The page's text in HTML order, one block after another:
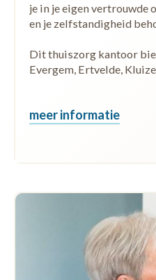
je in je eigen vertrouwde
en je zelfstandigheid
Dit thuiszorg kantoor
Evergem, Ertvelde,
meer informatie